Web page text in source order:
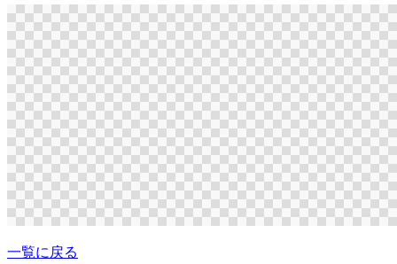
一覧に戻る